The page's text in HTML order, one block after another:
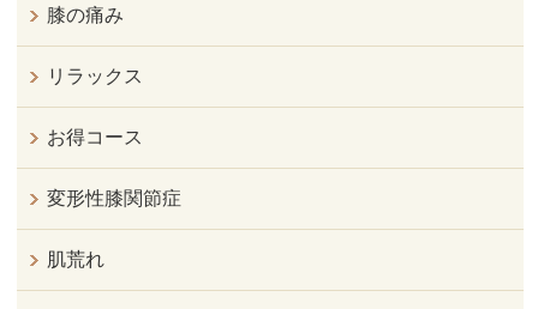
膝の痛み
リラックス
お得コース
変形性膝関節症
肌荒れ